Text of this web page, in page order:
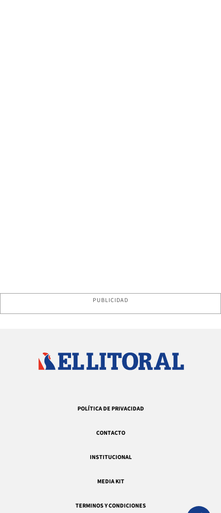
PUBLICIDAD
POLÍTICA DE PRIVACIDAD
CONTACTO
INSTITUCIONAL
MEDIA KIT
TERMINOS Y CONDICIONES